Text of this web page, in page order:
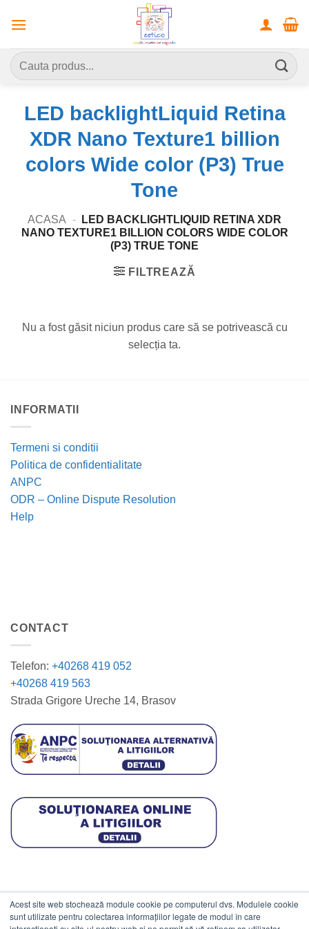
Acest site web stochează module cookie pe computerul dvs. Modulele cookie
sunt utilizate pentru colectarea informațiilor legate de modul în care
Caută
după:
LED backlightLiquid Retina
XDR Nano Texture1 billion
colors Wide color (P3) True
Tone
ACASA -
LED BACKLIGHTLIQUID RETINA XDR
NANO TEXTURE1 BILLION COLORS WIDE COLOR
(P3) TRUE TONE
FILTREAZĂ
Nu a fost găsit niciun produs care să se potrivească cu
selecția ta.
INFORMATII
Termeni si conditii
Politica de confidentialitate
ANPC
ODR – Online Dispute Resolution
Help
CONTACT
Telefon: +40268 419 052
+40268 419 563
Strada Grigore Ureche 14, Brasov
DATE COMERCIALE